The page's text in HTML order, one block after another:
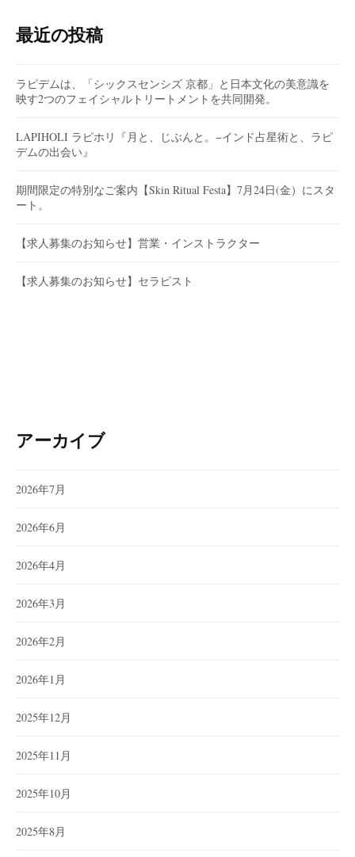
最近の投稿
ラピデムは、「シックスセンシズ 京都」と日本文化の美意識を
映す2つのフェイシャルトリートメントを共同開発。
LAPIHOLI ラピホリ『月と、じぶんと。−インド占星術と、ラピ
デムの出会い』
期間限定の特別なご案内【Skin Ritual Festa】7月24日(金）にスタ
ート。
【求人募集のお知らせ】営業・インストラクター
【求人募集のお知らせ】セラピスト
アーカイブ
2026年7月
2026年6月
2026年4月
2026年3月
2026年2月
2026年1月
2025年12月
2025年11月
2025年10月
2025年8月